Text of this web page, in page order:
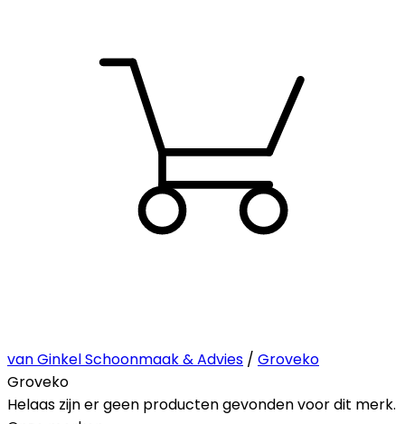
van Ginkel Schoonmaak & Advies / Groveko
Groveko
Helaas zijn er geen producten gevonden voor dit merk.